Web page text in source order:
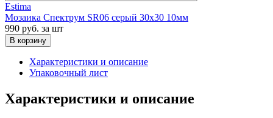
Estima
Мозаика Спектрум SR06 серый 30x30 10мм
990 руб. за шт
В корзину
Характеристики и описание
Упаковочный лист
Характеристики и описание